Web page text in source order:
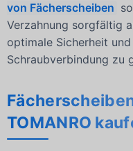
von Fächerscheiben
Verzahnung sorgfältig
optimale Sicherheit
Schraubverbindung zu
TOMANRO